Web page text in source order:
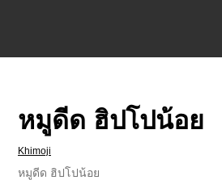
หมูดีด ฮิปโปน้อย
Khimoji
หมูดีด ฮิปโปน้อย